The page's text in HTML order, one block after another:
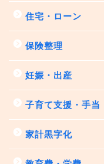
住宅・ローン
保険整理
妊娠・出産
子育て支援・手当
家計黒字化